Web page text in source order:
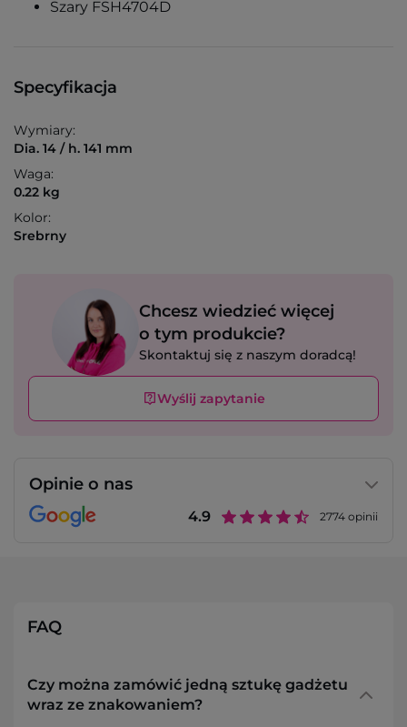
Szary FSH4704D
Specyfikacja
Wymiary:
Dia. 14 / h. 141 mm
Waga:
0.22 kg
Kolor:
Srebrny
Chcesz wiedzieć więcej
o tym produkcie?
Skontaktuj się z naszym doradcą!
Wyślij zapytanie
Opinie o nas
4.9 2774 opinii
FAQ
Czy można zamówić jedną sztukę gadżetu
wraz ze znakowaniem?